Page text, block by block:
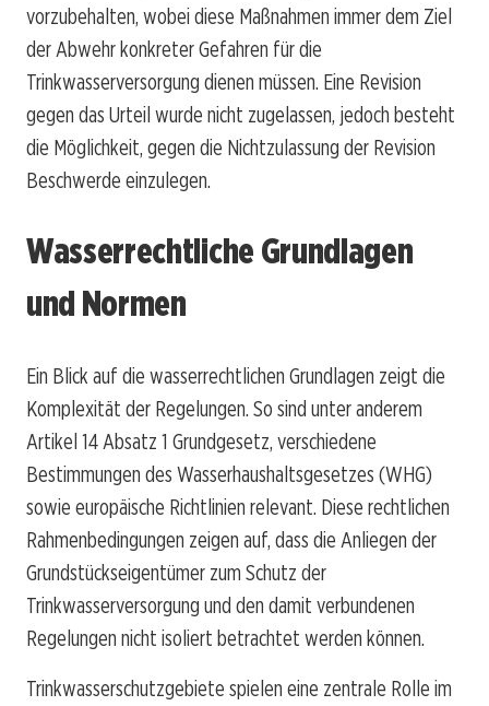
vorzubehalten, wobei diese Maßnahmen immer dem Ziel
der Abwehr konkreter Gefahren für die
Trinkwasserversorgung dienen müssen. Eine Revision
gegen das Urteil wurde nicht zugelassen, jedoch besteht
die Möglichkeit, gegen die Nichtzulassung der Revision
Beschwerde einzulegen.
Wasserrechtliche Grundlagen
und Normen
Ein Blick auf die wasserrechtlichen Grundlagen zeigt die
Komplexität der Regelungen. So sind unter anderem
Artikel 14 Absatz 1 Grundgesetz, verschiedene
Bestimmungen des Wasserhaushaltsgesetzes (WHG)
sowie europäische Richtlinien relevant. Diese rechtlichen
Rahmenbedingungen zeigen auf, dass die Anliegen der
Grundstückseigentümer zum Schutz der
Trinkwasserversorgung und den damit verbundenen
Regelungen nicht isoliert betrachtet werden können.
Trinkwasserschutzgebiete spielen eine zentrale Rolle im